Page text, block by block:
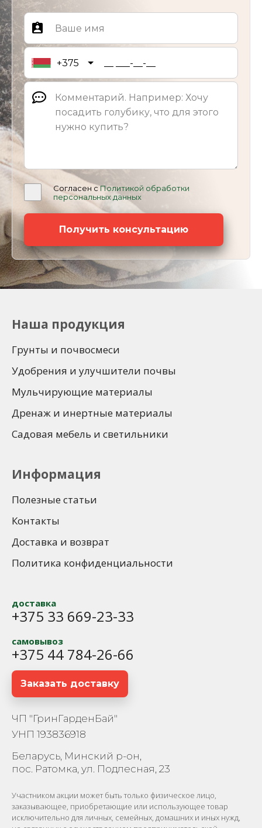
+375
Согласен сПолитикой обработки
персональных данных
Получить консультацию
Наша продукция
Грунты и почвосмеси
Удобрения и улучшители почвы
Мульчирующие материалы
Дренаж и инертные материалы
Садовая мебель и светильники
Информация
Полезные статьи
Контакты
Доставка и возврат
Политика конфиденциальности
доставка
+375 33 669-23-33
самовывоз
+375 44 784-26-66
Заказать доставку
ЧП "ГринГарденБай"
УНП 193836918
Беларусь, Минский р-он,
пос. Ратомка, ул. Подлесная, 23
Участником акции может быть только физическое лицо,
заказывающее, приобретающие или использующее товар
исключительно для личных, семейных, домашних и иных нужд,